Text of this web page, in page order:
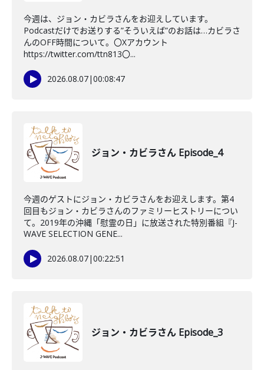
今週は、ジョン・カビラさんをお迎えしています。
Podcastだけでお送りする”そういえば”のお話は…カビラさ
んのOFF時間について。〇Xアカウント
https://twitter.com/ttn813〇...
2026.08.07|00:08:47
ジョン・カビラさん Episode_4
今週のゲストにジョン・カビラさんをお迎えします。第4
回目もジョン・カビラさんのファミリーヒストリーについ
て。2019年の沖縄「慰霊の日」に放送された特別番組『J-
WAVE SELECTION GENE...
2026.08.07|00:22:51
ジョン・カビラさん Episode_3